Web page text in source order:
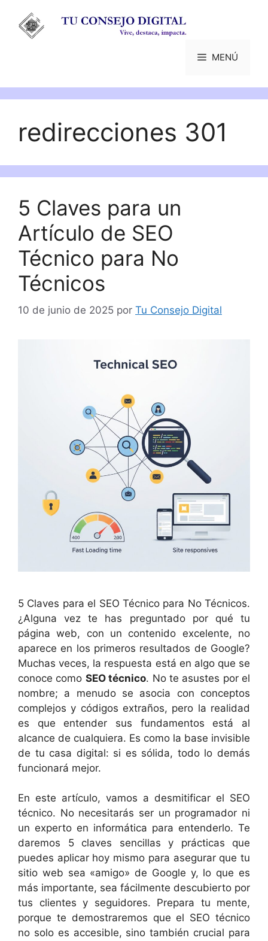
contenido
MENÚ
redirecciones 301
5 Claves para un
Artículo de SEO
Técnico para No
Técnicos
10 de junio de 2025 por Tu Consejo Digital
5 Claves para el SEO Técnico para No Técnicos.
¿Alguna vez te has preguntado por qué tu
página web, con un contenido excelente, no
aparece en los primeros resultados de Google?
Muchas veces, la respuesta está en algo que se
conoce como SEO técnico. No te asustes por el
nombre; a menudo se asocia con conceptos
complejos y códigos extraños, pero la realidad
es que entender sus fundamentos está al
alcance de cualquiera. Es como la base invisible
de tu casa digital: si es sólida, todo lo demás
funcionará mejor.
En este artículo, vamos a desmitificar el SEO
técnico. No necesitarás ser un programador ni
un experto en informática para entenderlo. Te
daremos 5 claves sencillas y prácticas que
puedes aplicar hoy mismo para asegurar que tu
sitio web sea «amigo» de Google y, lo que es
más importante, sea fácilmente descubierto por
tus clientes y seguidores. Prepara tu mente,
porque te demostraremos que el SEO técnico
no solo es accesible, sino también crucial para